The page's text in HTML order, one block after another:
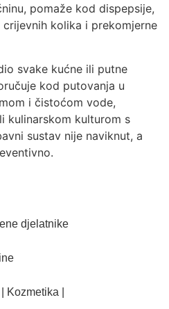
pomaže kod dispepsije,
kolika i prekomjerne
svake kućne ili putne
kod putovanja u
i čistoćom vode,
kulinarskom kulturom s
sustav nije naviknut, a
djelatnike
Kozmetika |